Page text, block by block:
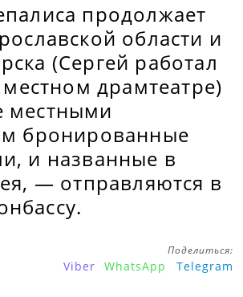
продолжает
области и
(Сергей работал
драмтеатре)
местными
бронированные
и названные в
— отправляются в
Поделиться:
Viber WhatsApp Telegram